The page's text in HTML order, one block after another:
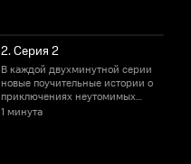
2. Серия 2
В каждой двухминутной серии
новые поучительные истории о
приключениях неутомимых
проказников, Маши и Саши.
1 минута